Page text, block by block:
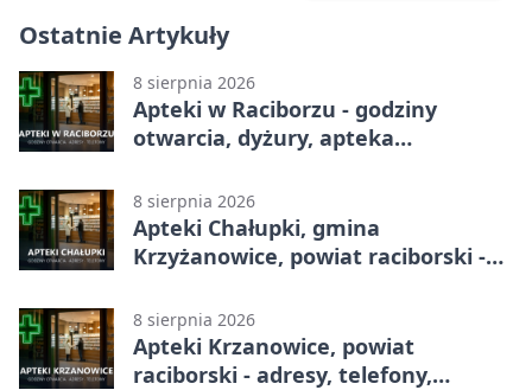
Ostatnie Artykuły
8 sierpnia 2026
Apteki w Raciborzu - godziny
otwarcia, dyżury, apteka
8 sierpnia 2026
Apteki Chałupki, gmina
Krzyżanowice, powiat raciborski -
8 sierpnia 2026
Apteki Krzanowice, powiat
raciborski - adresy, telefony,